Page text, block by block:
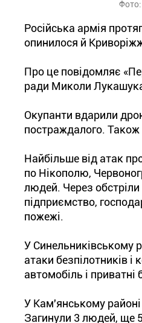
Російська армія
опинилося й
Про це повідомляє
ради Миколи
Окупанти вдарили
постраждалого. Також
Найбільше від атак
по Нікополю,
людей. Через обстріли
підприємство,
пожежі.
У Синельниківському
атаки безпілотників
автомобіль і приватні
У Кам'янському
Загинули 3 людей, ще